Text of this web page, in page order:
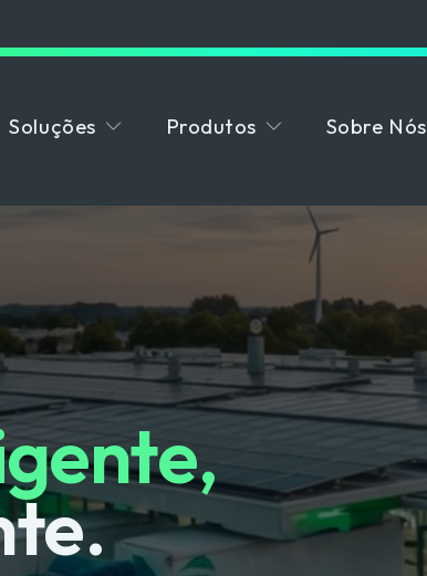
Soluções Produtos Sobre Nós